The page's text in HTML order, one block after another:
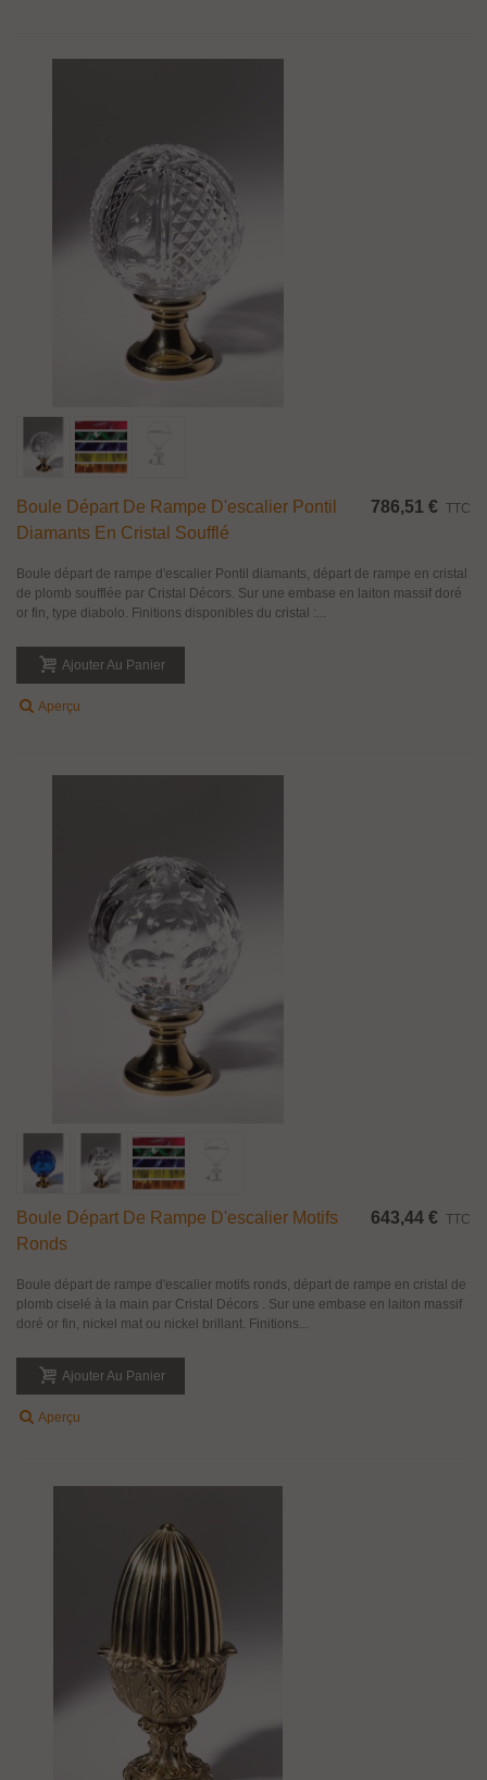
Boule Départ De Rampe D'escalier Pontil
Diamants En Cristal Soufflé
786,51 € TTC
Boule départ de rampe d'escalier Pontil diamants, départ de rampe en cristal
de plomb soufflée par Cristal Décors. Sur une embase en laiton massif doré
or fin, type diabolo. Finitions disponibles du cristal :...
Ajouter Au Panier
Aperçu
Boule Départ De Rampe D'escalier Motifs
Ronds
643,44 € TTC
Boule départ de rampe d'escalier motifs ronds, départ de rampe en cristal de
plomb ciselé à la main par Cristal Décors . Sur une embase en laiton massif
doré or fin, nickel mat ou nickel brillant. Finitions...
Ajouter Au Panier
Aperçu